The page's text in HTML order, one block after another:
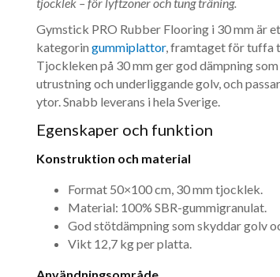
tjocklek – för lyftzoner och tung träning.
Gymstick PRO Rubber Flooring i 30 mm är
kategorin gummiplattor, framtaget för tuffa
Tjockleken på 30 mm ger god dämpning
utrustning och underliggande golv, och
ytor. Snabb leverans i hela Sverige.
Egenskaper och funktion
Konstruktion och material
Format 50×100 cm, 30 mm tjocklek.
Material: 100% SBR-gummigranulat.
God stötdämpning som skyddar golv
Vikt 12,7 kg per platta.